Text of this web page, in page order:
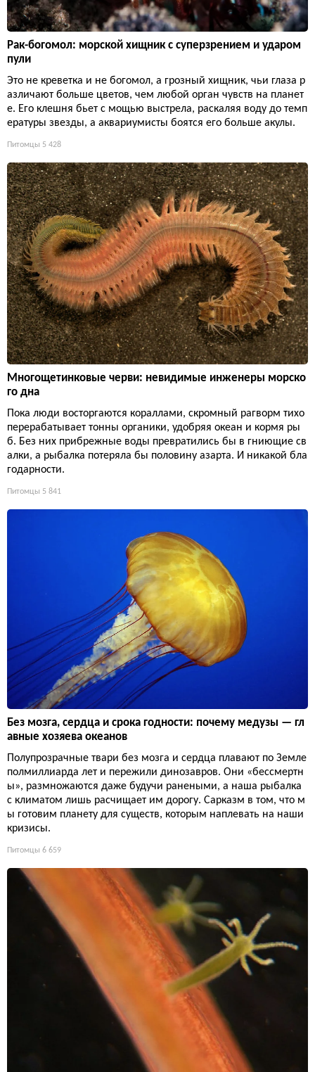
Рак-богомол: морской хищник с суперзрением и ударом
пули
Это не креветка и не богомол, а грозный хищник, чьи глаза р
азличают больше цветов, чем любой орган чувств на планет
е. Его клешня бьет с мощью выстрела, раскаляя воду до темп
ературы звезды, а аквариумисты боятся его больше акулы.
Питомцы 5 428
Многощетинковые черви: невидимые инженеры морско
го дна
Пока люди восторгаются кораллами, скромный рагворм тихо
перерабатывает тонны органики, удобряя океан и кормя ры
б. Без них прибрежные воды превратились бы в гниющие св
алки, а рыбалка потеряла бы половину азарта. И никакой бла
годарности.
Питомцы 5 841
Без мозга, сердца и срока годности: почему медузы — гл
авные хозяева океанов
Полупрозрачные твари без мозга и сердца плавают по Земле
полмиллиарда лет и пережили динозавров. Они «бессмертн
ы», размножаются даже будучи ранеными, а наша рыбалка
с климатом лишь расчищает им дорогу. Сарказм в том, что м
ы готовим планету для существ, которым наплевать на наши
кризисы.
Питомцы 6 659